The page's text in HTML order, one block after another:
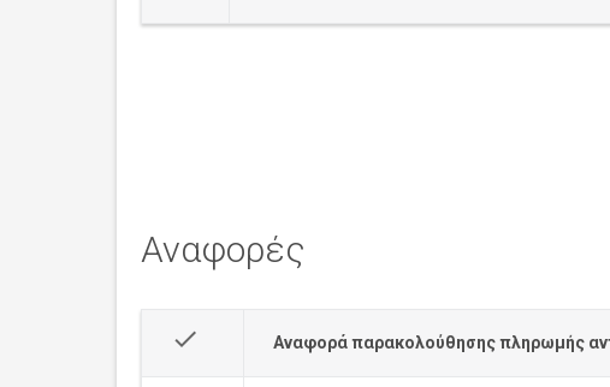
Αναφορές
done Αναφορά παρακολούθησης πληρωμής